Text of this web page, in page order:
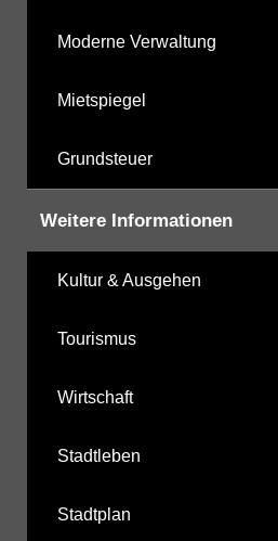
Moderne Verwaltung
Mietspiegel
Grundsteuer
Weitere Informationen
Kultur & Ausgehen
Tourismus
Wirtschaft
Stadtleben
Stadtplan